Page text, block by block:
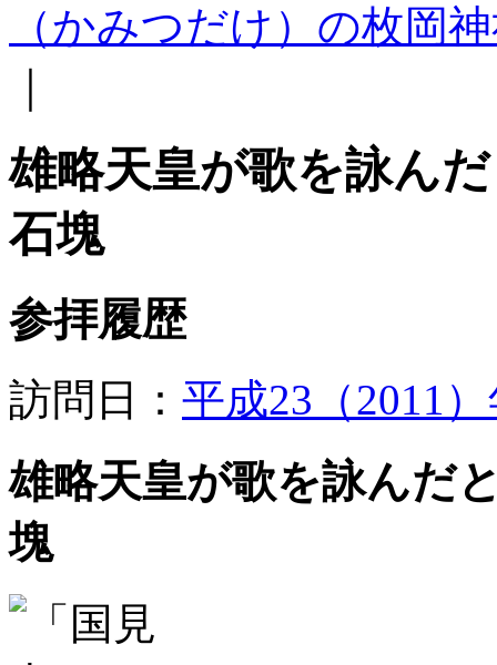
（かみつだけ）の枚岡
雄略天皇が歌を詠ん
石塊
参拝履歴
訪問日： 平成23（2011
雄略天皇が歌を詠んだ
塊